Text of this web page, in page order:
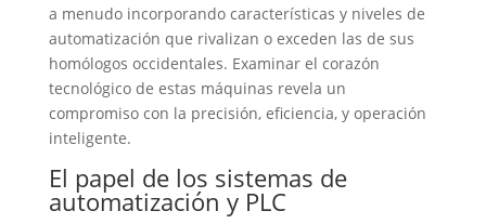
a menudo incorporando características y niveles de
automatización que rivalizan o exceden las de sus
homólogos occidentales. Examinar el corazón
tecnológico de estas máquinas revela un
compromiso con la precisión, eficiencia, y operación
inteligente.
El papel de los sistemas de
automatización y PLC